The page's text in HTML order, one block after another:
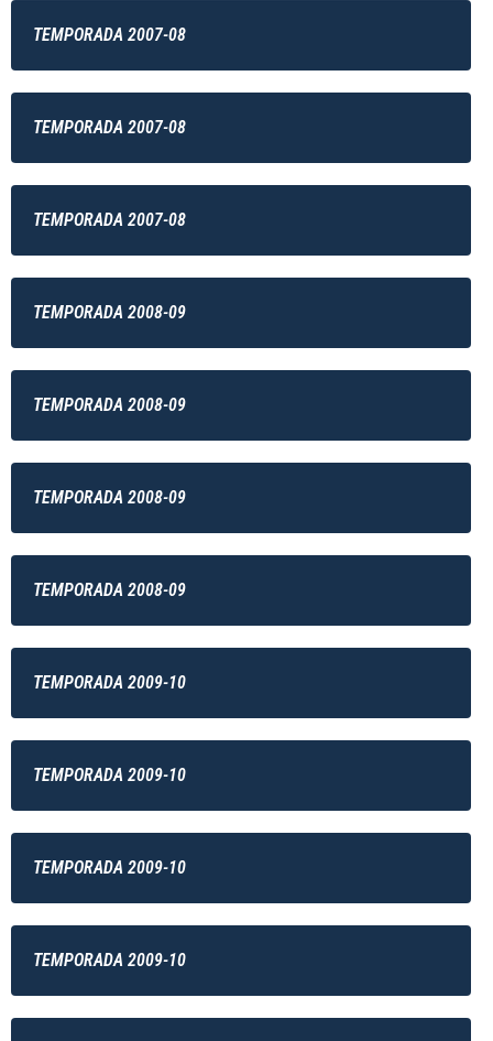
TEMPORADA 2007-08
TEMPORADA 2007-08
TEMPORADA 2007-08
TEMPORADA 2008-09
TEMPORADA 2008-09
TEMPORADA 2008-09
TEMPORADA 2008-09
TEMPORADA 2009-10
TEMPORADA 2009-10
TEMPORADA 2009-10
TEMPORADA 2009-10